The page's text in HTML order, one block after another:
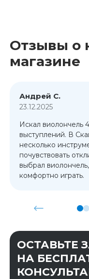
Отзывы о
магазине
Андрей С.
23.12.2025
Искал виолончель
выступлений. В
несколько
почувствовать
выбрал
комфортно играть.
ОСТАВЬТЕ
НА